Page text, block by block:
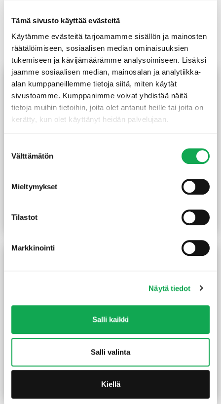
Tämä sivusto käyttää evästeitä
Käytämme evästeitä tarjoamamme sisällön ja mainosten
räätälöimiseen, sosiaalisen median ominaisuuksien
tukemiseen ja kävijämäärämme analysoimiseen. Lisäksi
jaamme sosiaalisen median, mainosalan ja analytiikka-
alan kumppaneillemme tietoja siitä, miten käytät
sivustoamme. Kumppanimme voivat yhdistää näitä
tietoja muihin tietoihin, joita olet antanut heille tai joita on
kerätty, kun olet käyttänyt heidän palvelujaan.
valinta
Välttämätön
Mieltymykset
Tilastot
Markkinointi
Näytä tiedot
Salli kaikki
Salli valinta
Kiellä
Tutustu myös
laudelauta 28X160 mm
Lämpökäsitelty haapa
laudelauta 43X200 mm
liimapuu 82X82 mm SHP
75,00
Kuusi laudelauta 28X95
mm höylätty